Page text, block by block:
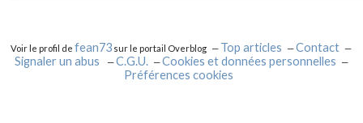
Voir le profil defean73 sur le portail Overblog Top articles
Contact
Signaler un abus
C.G.U.
Cookies et données personnelles
Préférences cookies